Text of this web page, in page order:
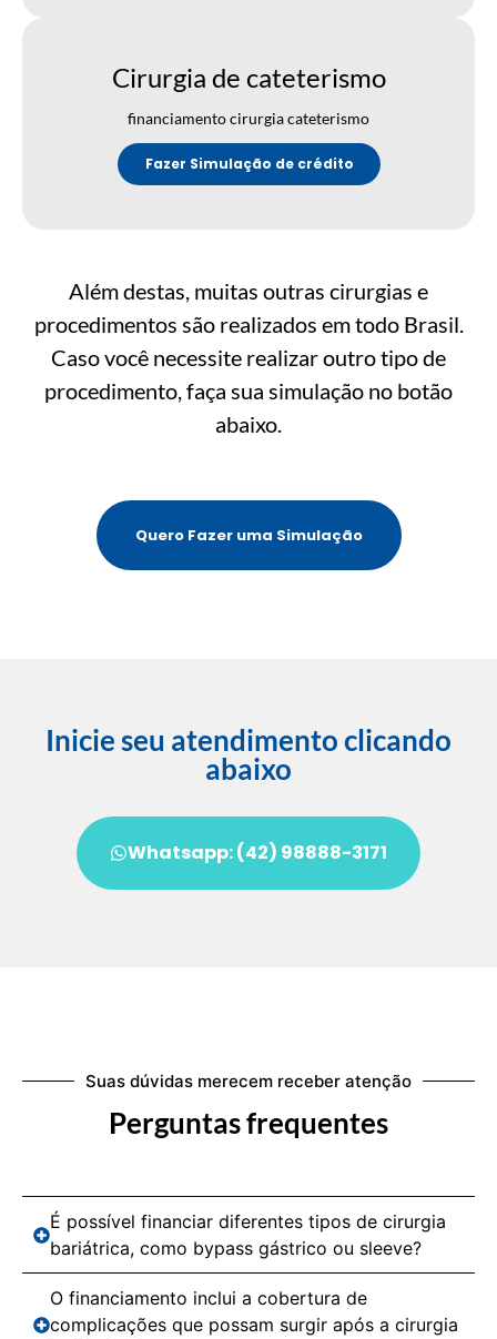
Cirurgia de cateterismo
financiamento cirurgia cateterismo
Fazer Simulação de crédito
Além destas, muitas outras cirurgias e
procedimentos são realizados em todo Brasil.
Caso você necessite realizar outro tipo de
procedimento, faça sua simulação no botão
abaixo.
Quero Fazer uma Simulação
Inicie seu atendimento clicando
abaixo
Whatsapp: (42) 98888-3171
Suas dúvidas merecem receber atenção
Perguntas frequentes
É possível financiar diferentes tipos de cirurgia
bariátrica, como bypass gástrico ou sleeve?
O financiamento inclui a cobertura de
complicações que possam surgir após a cirurgia